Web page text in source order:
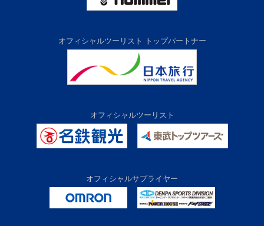
オフィシャルツーリスト トップパートナー
オフィシャルツーリスト
オフィシャルサプライヤー